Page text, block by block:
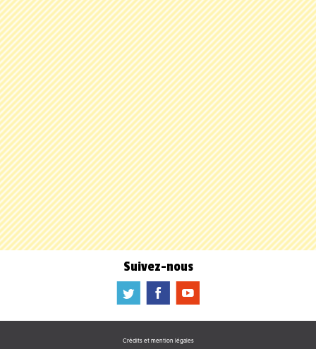
Suivez-nous
a b f
Crédits et mention légales